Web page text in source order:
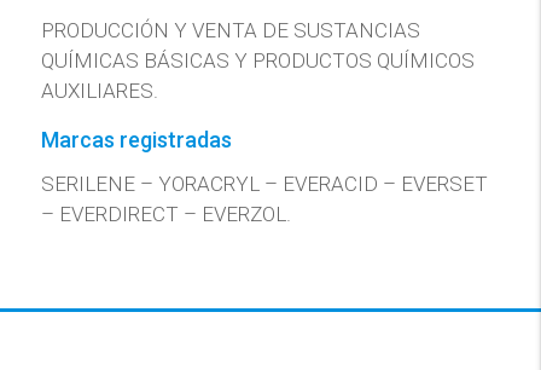
PRODUCCIÓN Y VENTA DE SUSTANCIAS
QUÍMICAS BÁSICAS Y PRODUCTOS QUÍMICOS
AUXILIARES.
Marcas registradas
SERILENE – YORACRYL – EVERACID – EVERSET
– EVERDIRECT – EVERZOL.